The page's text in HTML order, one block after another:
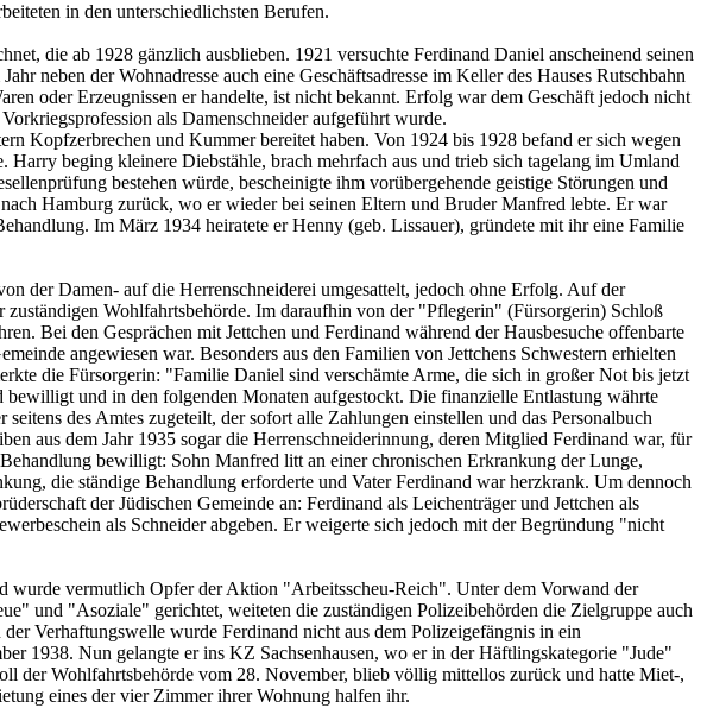
in den unterschiedlichsten Berufen.
die ab 1928 gänzlich ausblieben. 1921 versuchte Ferdinand Daniel anscheinend seinen
neben der Wohnadresse auch eine Geschäftsadresse im Keller des Hauses Rutschbahn
oder Erzeugnissen er handelte, ist nicht bekannt. Erfolg war dem Geschäft jedoch nicht
als Damenschneider aufgeführt wurde.
Kopfzerbrechen und Kummer bereitet haben. Von 1924 bis 1928 befand er sich wegen
beging kleinere Diebstähle, brach mehrfach aus und trieb sich tagelang im Umland
bestehen würde, bescheinigte ihm vorübergehende geistige Störungen und
Hamburg zurück, wo er wieder bei seinen Eltern und Bruder Manfred lebte. Er war
Im März 1934 heiratete er Henny (geb. Lissauer), gründete mit ihr eine Familie
der Damen- auf die Herrenschneiderei umgesattelt, jedoch ohne Erfolg. Auf der
Wohlfahrtsbehörde. Im daraufhin von der "Pflegerin" (Fürsorgerin) Schloß
Bei den Gesprächen mit Jettchen und Ferdinand während der Hausbesuche offenbarte
angewiesen war. Besonders aus den Familien von Jettchens Schwestern erhielten
die Fürsorgerin: "Familie Daniel sind verschämte Arme, die sich in großer Not bis jetzt
und in den folgenden Monaten aufgestockt. Die finanzielle Entlastung währte
des Amtes zugeteilt, der sofort alle Zahlungen einstellen und das Personalbuch
aus dem Jahr 1935 sogar die Herrenschneiderinnung, deren Mitglied Ferdinand war, für
bewilligt: Sohn Manfred litt an einer chronischen Erkrankung der Lunge,
die ständige Behandlung erforderte und Vater Ferdinand war herzkrank. Um dennoch
der Jüdischen Gemeinde an: Ferdinand als Leichenträger und Jettchen als
als Schneider abgeben. Er weigerte sich jedoch mit der Begründung "nicht
vermutlich Opfer der Aktion "Arbeitsscheu-Reich". Unter dem Vorwand der
und "Asoziale" gerichtet, weiteten die zuständigen Polizeibehörden die Zielgruppe auch
Verhaftungswelle wurde Ferdinand nicht aus dem Polizeigefängnis in ein
1938. Nun gelangte er ins KZ Sachsenhausen, wo er in der Häftlingskategorie "Jude"
der Wohlfahrtsbehörde vom 28. November, blieb völlig mittellos zurück und hatte Miet-,
eines der vier Zimmer ihrer Wohnung halfen ihr.